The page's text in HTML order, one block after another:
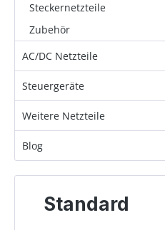
Steckernetzteile
Zubehör
AC/DC Netzteile
Steuergeräte
Weitere Netzteile
Blog
Standard